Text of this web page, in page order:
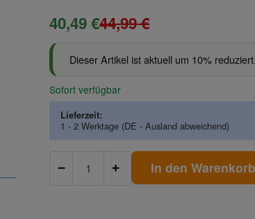
40,49 €44,99 €
Dieser Artikel ist aktuell um 10%
Sofort verfügbar
Lieferzeit:
1 - 2 Werktage (DE - Ausland abweichend)
In den